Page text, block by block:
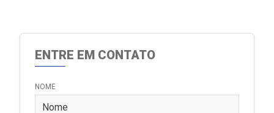
ENTRE EM CONTATO
NOME